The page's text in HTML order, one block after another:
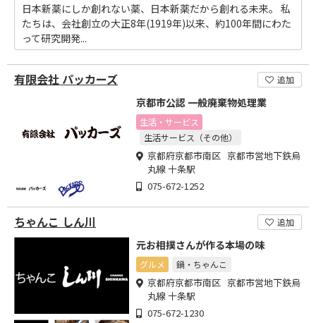
日本新薬にしか創れない薬、日本新薬だから創れる未来。 私
たちは、会社創立の大正8年(1919年)以来、約100年間にわた
って研究開発...
有限会社 パッカーズ 追加
京都市公認 一般廃棄物処理業
生活・サービス
生活サービス（その他）
京都府京都市南区 京都市営地下鉄烏
丸線 十条駅
075-672-1252
ちゃんこ しん川 追加
元お相撲さんが作る本場の味
グルメ 鍋・ちゃんこ
京都府京都市南区 京都市営地下鉄烏
丸線 十条駅
075-672-1230